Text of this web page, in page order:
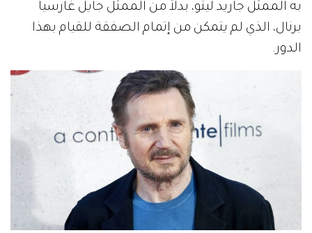
به الممثل جاريد ليتو، بدلاً من الممثل جايل غارسيا
برنال، الذي لم يتمكن من إتمام الصفقة للقيام بهذا
الدور.